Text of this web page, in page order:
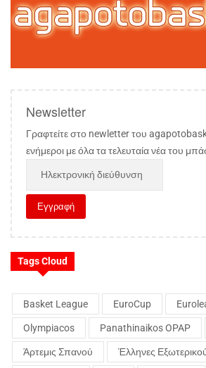
Newsletter
Γραφτείτε στο newletter του
ενήμεροι με όλα τα τελευταία νέα του
Tags Cloud
Basket League EuroCup
Olympiacos Panathinaikos OPAP
Άρτεμις Σπανού Έλληνες